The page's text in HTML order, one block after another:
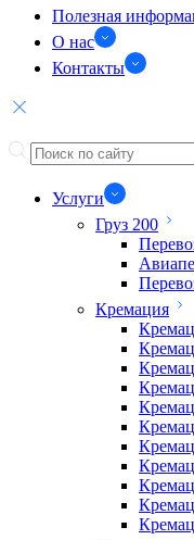
Полезная
О нас
Контакты
Услуги
Груз 200
Кремация